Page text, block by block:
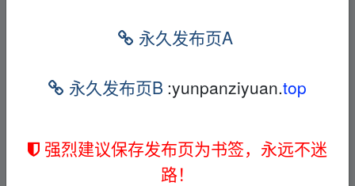
作品简介
永久发布页A
永久发布页B :yunpanziyuan.top
强烈建议保存发布页为书签，永远不迷
路！